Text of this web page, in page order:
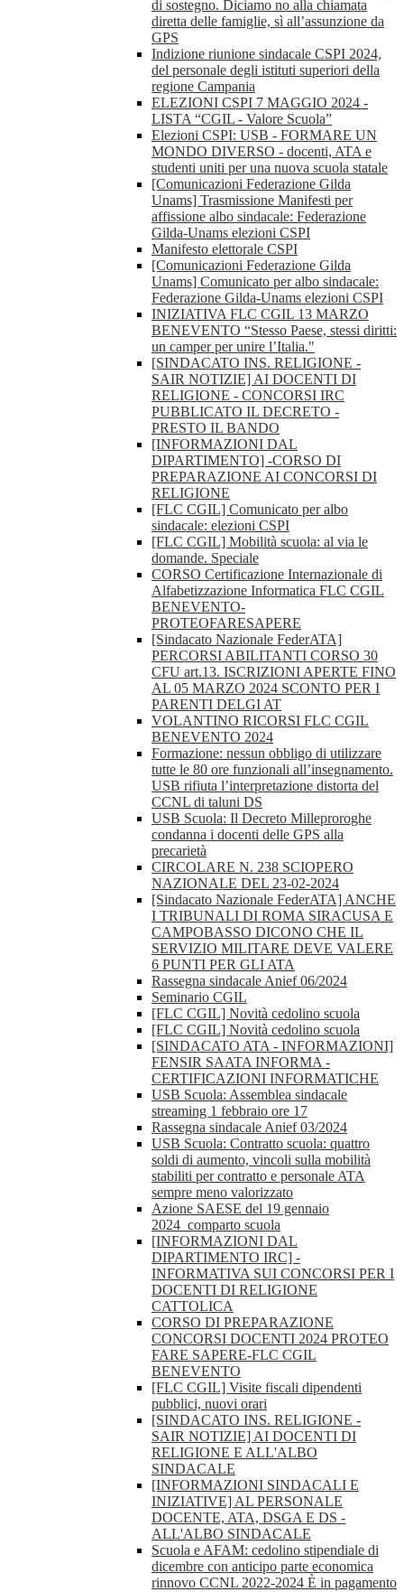
di sostegno. Diciamo no alla chiamata
diretta delle famiglie, sì all’assunzione da
GPS
Indizione riunione sindacale CSPI 2024,
del personale degli istituti superiori della
regione Campania
ELEZIONI CSPI 7 MAGGIO 2024 -
LISTA “CGIL - Valore Scuola”
Elezioni CSPI: USB - FORMARE UN
MONDO DIVERSO - docenti, ATA e
studenti uniti per una nuova scuola statale
[Comunicazioni Federazione Gilda
Unams] Trasmissione Manifesti per
affissione albo sindacale: Federazione
Gilda-Unams elezioni CSPI
Manifesto elettorale CSPI
[Comunicazioni Federazione Gilda
Unams] Comunicato per albo sindacale:
Federazione Gilda-Unams elezioni CSPI
INIZIATIVA FLC CGIL 13 MARZO
BENEVENTO “Stesso Paese, stessi diritti:
un camper per unire l’Italia."
[SINDACATO INS. RELIGIONE -
SAIR NOTIZIE] AI DOCENTI DI
RELIGIONE - CONCORSI IRC
PUBBLICATO IL DECRETO -
PRESTO IL BANDO
[INFORMAZIONI DAL
DIPARTIMENTO] -CORSO DI
PREPARAZIONE AI CONCORSI DI
RELIGIONE
[FLC CGIL] Comunicato per albo
sindacale: elezioni CSPI
[FLC CGIL] Mobilità scuola: al via le
domande. Speciale
CORSO Certificazione Internazionale di
Alfabetizzazione Informatica FLC CGIL
BENEVENTO-
PROTEOFARESAPERE
[Sindacato Nazionale FederATA]
PERCORSI ABILITANTI CORSO 30
CFU art.13. ISCRIZIONI APERTE FINO
AL 05 MARZO 2024 SCONTO PER I
PARENTI DELGI AT
VOLANTINO RICORSI FLC CGIL
BENEVENTO 2024
Formazione: nessun obbligo di utilizzare
tutte le 80 ore funzionali all’insegnamento.
USB rifiuta l’interpretazione distorta del
CCNL di taluni DS
USB Scuola: Il Decreto Milleproroghe
condanna i docenti delle GPS alla
precarietà
CIRCOLARE N. 238 SCIOPERO
NAZIONALE DEL 23-02-2024
[Sindacato Nazionale FederATA] ANCHE
I TRIBUNALI DI ROMA SIRACUSA E
CAMPOBASSO DICONO CHE IL
SERVIZIO MILITARE DEVE VALERE
6 PUNTI PER GLI ATA
Rassegna sindacale Anief 06/2024
Seminario CGIL
[FLC CGIL] Novità cedolino scuola
[FLC CGIL] Novità cedolino scuola
[SINDACATO ATA - INFORMAZIONI]
FENSIR SAATA INFORMA -
CERTIFICAZIONI INFORMATICHE
USB Scuola: Assemblea sindacale
streaming 1 febbraio ore 17
Rassegna sindacale Anief 03/2024
USB Scuola: Contratto scuola: quattro
soldi di aumento, vincoli sulla mobilità
stabiliti per contratto e personale ATA
sempre meno valorizzato
Azione SAESE del 19 gennaio
2024_comparto scuola
[INFORMAZIONI DAL
DIPARTIMENTO IRC] -
INFORMATIVA SUI CONCORSI PER I
DOCENTI DI RELIGIONE
CATTOLICA
CORSO DI PREPARAZIONE
CONCORSI DOCENTI 2024 PROTEO
FARE SAPERE-FLC CGIL
BENEVENTO
[FLC CGIL] Visite fiscali dipendenti
pubblici, nuovi orari
[SINDACATO INS. RELIGIONE -
SAIR NOTIZIE] AI DOCENTI DI
RELIGIONE E ALL'ALBO
SINDACALE
[INFORMAZIONI SINDACALI E
INIZIATIVE] AL PERSONALE
DOCENTE, ATA, DSGA E DS -
ALL'ALBO SINDACALE
Scuola e AFAM: cedolino stipendiale di
dicembre con anticipo parte economica
rinnovo CCNL 2022-2024 È in pagamento